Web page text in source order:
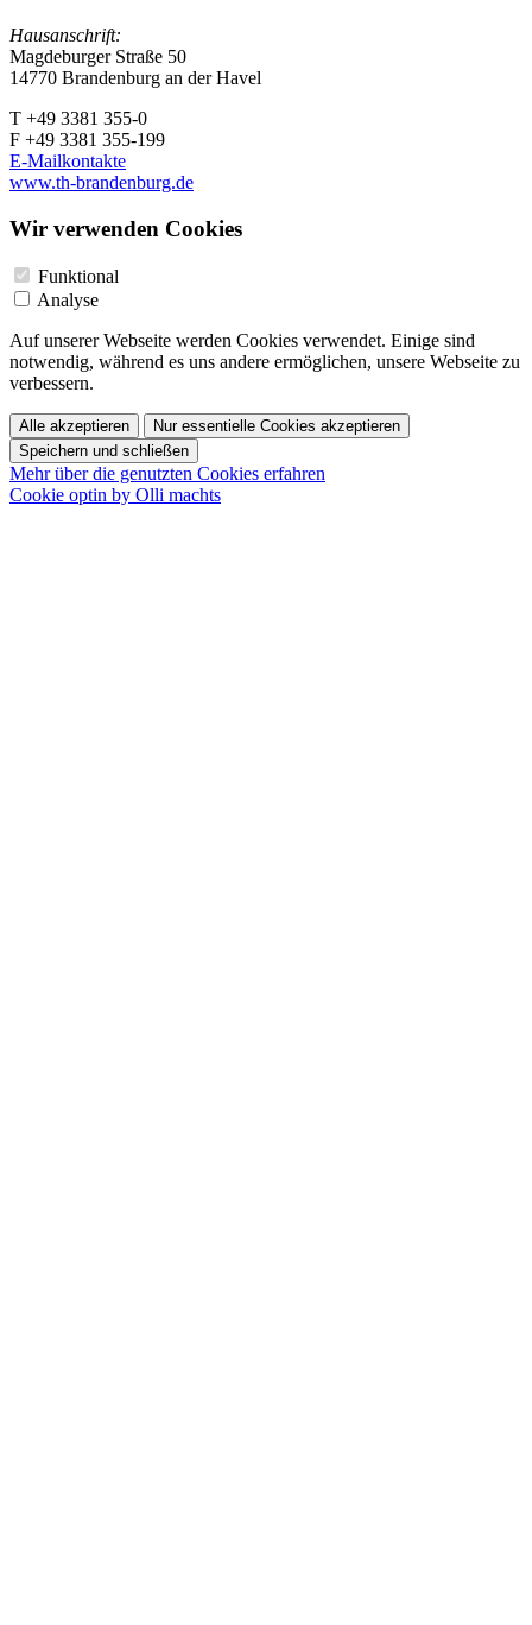
Hausanschrift:
Magdeburger Straße 50
14770 Brandenburg an der Havel
T +49 3381 355-0
F +49 3381 355-199
E-Mailkontakte
www.th-brandenburg.de
Wir verwenden Cookies
Funktional
Analyse
Auf unserer Webseite werden Cookies verwendet. Einige sind
notwendig, während es uns andere ermöglichen, unsere Webseite zu
verbessern.
Alle akzeptieren
Nur essentielle Cookies akzeptieren
Speichern und schließen
Mehr über die genutzten Cookies erfahren
Cookie optin by Olli machts